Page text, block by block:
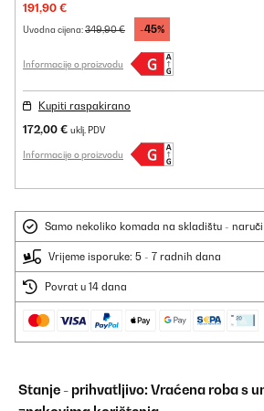
191,90 €
Uvodna cijena:349,90 € -45%
Informacije o proizvodu
Kupiti raspakirano
172,00 € uklj. PDV
Informacije o proizvodu
Samo nekoliko komada na skladištu -
Vrijeme isporuke: 5 - 7 radnih dana
Povrat u 14 dana
Stanje - prihvatljivo: Vraćena roba s